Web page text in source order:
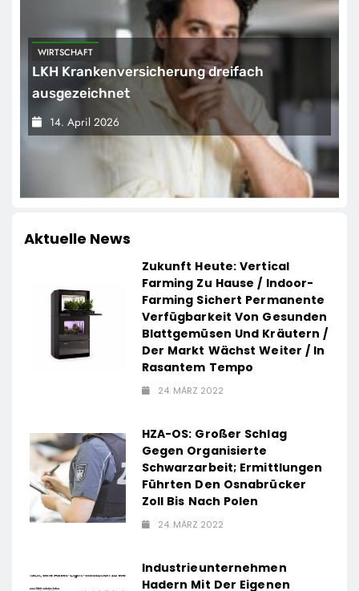
WIRTSCHAFT
LKH Krankenversicherung dreifach
ausgezeichnet
14. April 2026
Aktuelle News
Zukunft Heute: Vertical
Farming Zu Hause / Indoor-
Farming Sichert Permanente
Verfügbarkeit Von Gesunden
Blattgemüsen Und Kräutern /
Der Markt Wächst Weiter / In
Rasantem Tempo
24. MÄRZ 2022
HZA-OS: Großer Schlag
Gegen Organisierte
Schwarzarbeit; Ermittlungen
Führten Den Osnabrücker
Zoll Bis Nach Polen
24. MÄRZ 2022
Industrieunternehmen
Hadern Mit Der Eigenen